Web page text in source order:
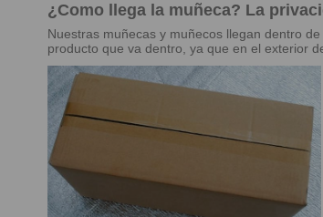
¿Como llega la muñeca? La
Nuestras muñecas y muñecos llegan dentro
producto que va dentro, ya que en el exterior